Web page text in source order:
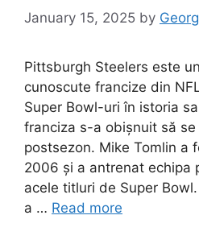
January 15, 2025 by
Pittsburgh Steelers este
cunoscute francize din
Super Bowl-uri în istoria
franciza s-a obișnuit să se
postsezon. Mike Tomlin a
2006 și a antrenat echipa
acele titluri de Super
a … Read more